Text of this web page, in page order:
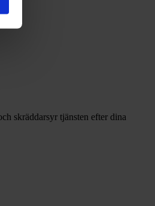
skräddarsyr tjänsten efter dina